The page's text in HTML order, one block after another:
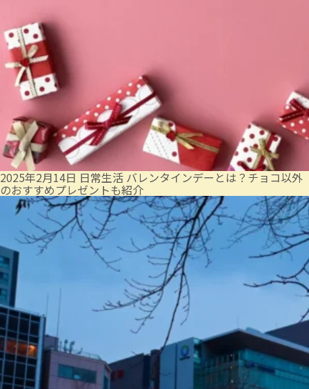
2025年2月14日 日常生活 バレンタインデーとは？チョコ以外
のおすすめプレゼントも紹介